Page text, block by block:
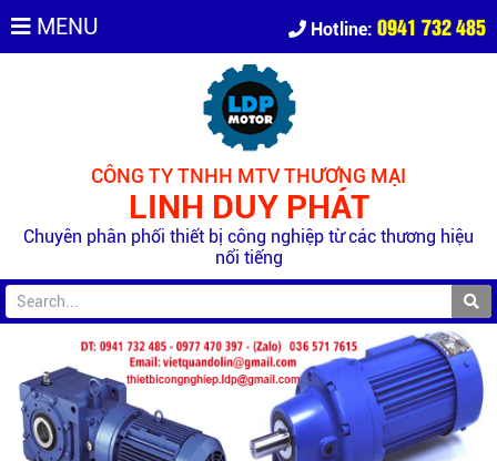
MENU Hotline: 0941 732 485
CÔNG TY TNHH MTV THƯƠNG MẠI
LINH DUY PHÁT
Chuyên phân phối thiết bị công nghiệp từ các thương hiệu
nổi tiếng